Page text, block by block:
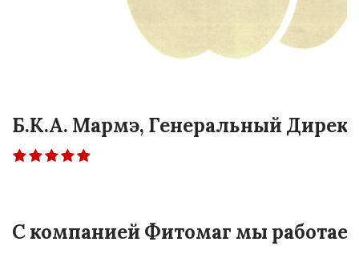
Б.К.А. Мармэ, Генеральный
С компанией Фитомаг мы